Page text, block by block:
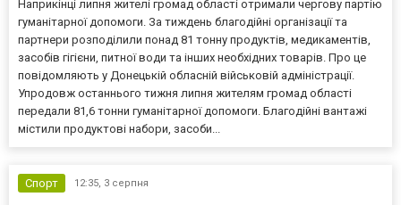
Наприкінці липня жителі громад області отримали чергову партію
гуманітарної допомоги. За тиждень благодійні організації та
партнери розподілили понад 81 тонну продуктів, медикаментів,
засобів гігієни, питної води та інших необхідних товарів. Про це
повідомляють у Донецькій обласній військовій адміністрації.
Упродовж останнього тижня липня жителям громад області
передали 81,6 тонни гуманітарної допомоги. Благодійні вантажі
містили продуктові набори, засоби...
Спорт 12:35, 3 серпня